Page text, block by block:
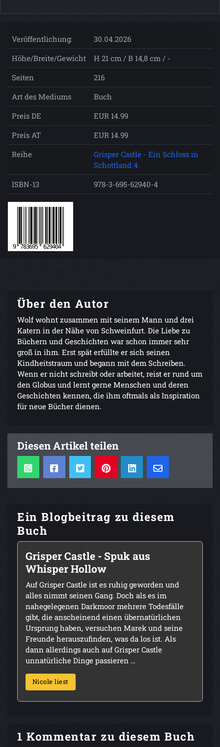
Veröffentlichung:
30.04.2026
Höhe/Breite/Gewicht
H 21 cm / B 14,8 cm / -
Seiten
216
Art des Mediums
Buch
Preis DE
EUR 14.99
Preis AT
EUR 14.99
Reihe
Grisper Castle - Ein Schloss in
Schottland 4
ISBN-13
978-3-695-62940-4
Über den Autor
Wolf wohnt zusammen mit seinem Mann und drei
Katern in der Nähe von Schweinfurt. Die Liebe zu
Büchern und Geschichten war schon immer sehr
groß in ihm. Erst spät erfüllte er sich seinen
Kindheitstraum und begann mit dem Schreiben.
Wenn er nicht schreibt oder arbeitet, reist er rund um
den Globus und lernt gerne Menschen und deren
Geschichten kennen, die ihm oftmals als Inspiration
für neue Bücher dienen.
Diesen Artikel teilen
Ein Blogbeitrag zu diesem
Buch
Grisper Castle - Spuk aus
Whisper Hollow
Auf Grisper Castle ist es ruhig geworden und
alles nimmt seinen Gang. Doch als es im
nahegelegenen Darkmoor mehrere Todesfälle
gibt, die anscheinend einen übernatürlichen
Ursprung haben, versuchen Marek und seine
Freunde herauszufinden, was da los ist. Als
dann allerdings auch auf Grisper Castle
unnatürliche Dinge passieren …
Nicole liest
1 Kommentar zu diesem Buch